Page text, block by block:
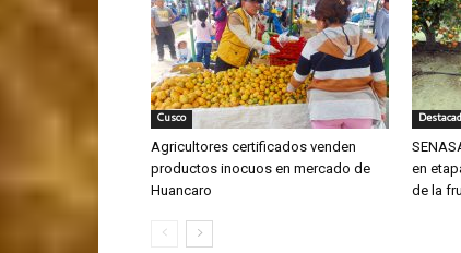
Cusco
Agricultores certificados venden
productos inocuos en mercado de
Huancaro
en
de la